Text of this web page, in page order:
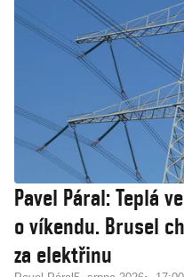
Pavel Páral: Teplá
o víkendu. Brusel
za elektřinu